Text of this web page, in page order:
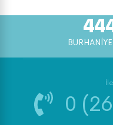
0